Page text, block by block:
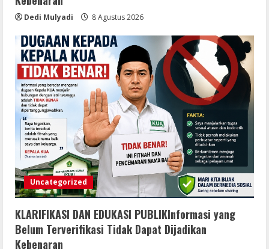
Agung Jaya Abadi Hadirkan
Masyarakat
8 Agustus 2026
Dedi Mulyadi 8 Agustus 2026
Uncategorized
KLARIFIKASI DAN EDUKASI PUBLIKInformasi yang
Belum Terverifikasi Tidak Dapat Dijadikan
Kebenaran